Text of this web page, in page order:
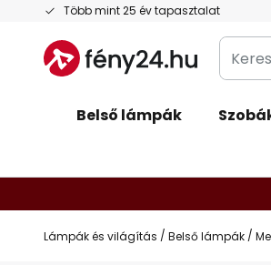
Több mint 25 év tapasztalat
Ugrás
tartalomhoz
Belső lámpák
Lámpák és világítás Belső lámpák